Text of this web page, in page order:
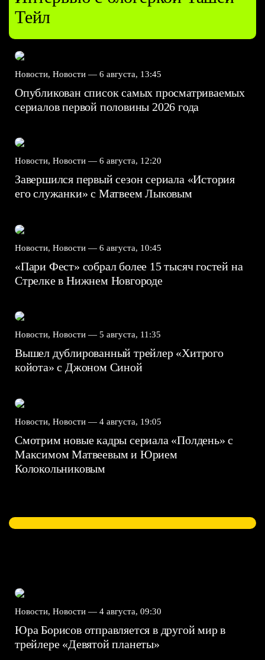
Тейл
Новости, Новости — 6 августа, 13:45
Опубликован список самых просматриваемых
сериалов первой половины 2026 года
Новости, Новости — 6 августа, 12:20
Завершился первый сезон сериала «История
его служанки» с Матвеем Лыковым
Новости, Новости — 6 августа, 10:45
«Пари Фест» собрал более 15 тысяч гостей на
Стрелке в Нижнем Новгороде
Новости, Новости — 5 августа, 11:35
Вышел дублированный трейлер «Хитрого
койота» с Джоном Синой
Новости, Новости — 4 августа, 19:05
Смотрим новые кадры сериала «Полдень» с
Максимом Матвеевым и Юрием
Колокольниковым
Новости, Новости — 4 августа, 09:30
Юра Борисов отправляется в другой мир в
трейлере «Девятой планеты»